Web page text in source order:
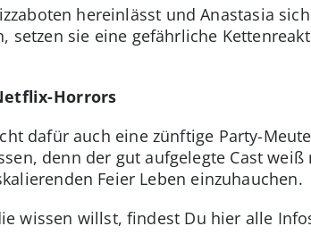
hereinlässt und Anastasia
setzen sie eine gefährliche
Horrors
dafür auch eine zünftige Party-
denn der gut aufgelegte Cast weiß
Feier Leben einzuhauchen.
wissen willst, findest Du hier alle